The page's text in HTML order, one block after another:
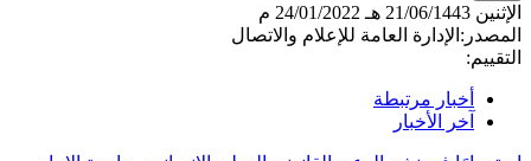
الإثنين 21/06/1443 هـ
24/01/2022 م
المصدر: الإدارة العامة للإعلام والاتصال
التقييم:
أخبار مرتبطة
آخر الأخبار